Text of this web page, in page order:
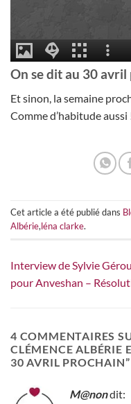
On se dit au 30
Et sinon, la semaine
Comme d’habitude aussi
Cet article a été publié dans
Albérie,léna clarke.
Interview de Sylvie
pour Anveshan –
4 COMMENTAIRES
CLÉMENCE ALBÉRIE
30 AVRIL PROCHAIN”
M@nondit: